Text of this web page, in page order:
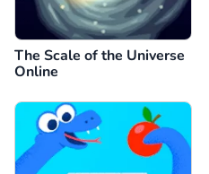
The Scale of the Universe
Online